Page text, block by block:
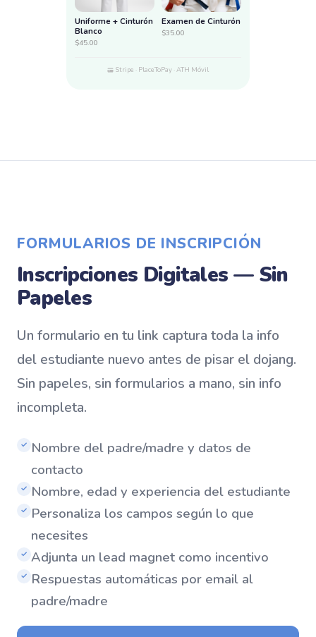
Uniforme + Cinturón
Blanco
$45.00
Examen de Cinturón
$35.00
Stripe · PlaceToPay · ATH Móvil
FORMULARIOS DE INSCRIPCIÓN
Inscripciones Digitales — Sin
Papeles
Un formulario en tu link captura toda la info
del estudiante nuevo antes de pisar el dojang.
Sin papeles, sin formularios a mano, sin info
incompleta.
✓ Nombre del padre/madre y datos de
contacto
✓ Nombre, edad y experiencia del estudiante
✓ Personaliza los campos según lo que
necesites
✓ Adjunta un lead magnet como incentivo
✓ Respuestas automáticas por email al
padre/madre